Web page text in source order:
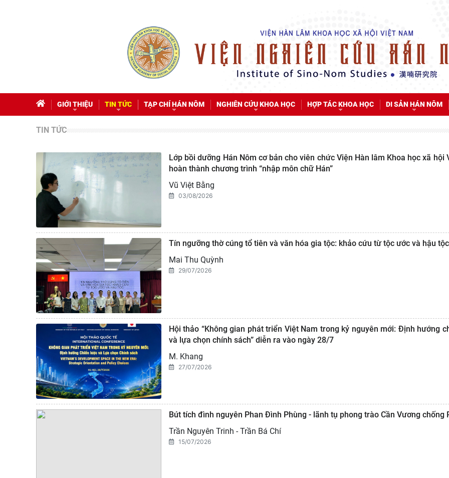
GIỚI THIỆU TIN TỨC TẠP CHÍ HÁN NÔM NGHIÊN CỨU KHOA HỌC HỢP TÁC KHOA HỌC DI SẢN HÁN NÔM
TIN TỨC
Lớp bồi dưỡng Hán Nôm cơ bản cho viên chức Viện Hàn lâm Khoa học xã hội
hoàn thành chương trình “nhập môn chữ Hán”
Vũ Việt Bằng
03/08/2026
Tín ngưỡng thờ cúng tổ tiên và văn hóa gia tộc: khảo cứu từ tộc ước và hậu tộc
Mai Thu Quỳnh
29/07/2026
Hội thảo “Không gian phát triển Việt Nam trong kỷ nguyên mới: Định hướng
và lựa chọn chính sách” diễn ra vào ngày 28/7
M. Khang
27/07/2026
Bút tích đình nguyên Phan Đình Phùng - lãnh tụ phong trào Cần Vương chống
Trần Nguyên Trinh - Trần Bá Chí
15/07/2026